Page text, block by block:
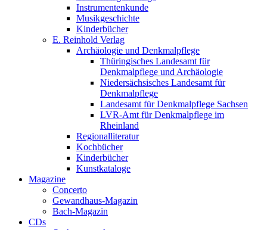
Instrumentenkunde
Musikgeschichte
Kinderbücher
E. Reinhold Verlag
Archäologie und Denkmalpflege
Thüringisches Landesamt für
Denkmalpflege und Archäologie
Niedersächsisches Landesamt für
Denkmalpflege
Landesamt für Denkmalpflege Sachsen
LVR-Amt für Denkmalpflege im
Rheinland
Regionalliteratur
Kochbücher
Kinderbücher
Kunstkataloge
Magazine
Concerto
Gewandhaus-Magazin
Bach-Magazin
CDs